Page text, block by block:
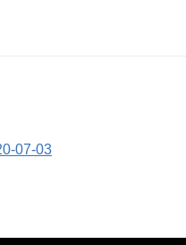
07-03